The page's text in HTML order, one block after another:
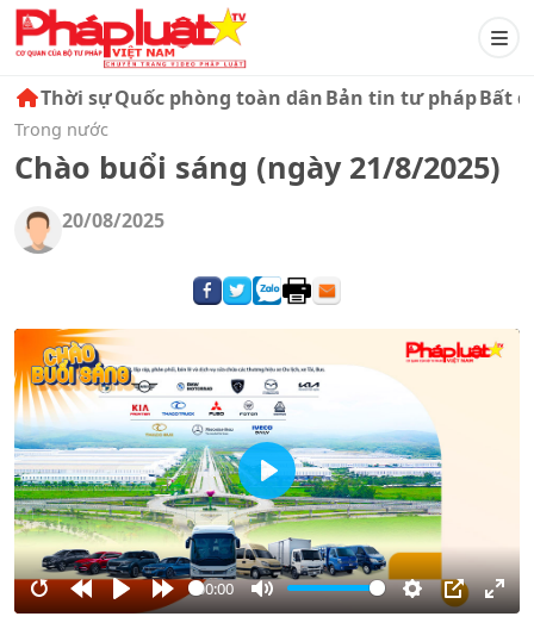
Thời sựQuốc phòng toàn dânBản tin tư phápBất
Trong nước
Chào buổi sáng (ngày 21/8/2025)
20/08/2025
RestartRewind
PlayForward
00:00
Mute Settings
PIP
Play